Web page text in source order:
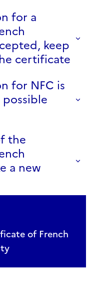
for a
keep
certificate
for NFC is
possible
the
a new
of French